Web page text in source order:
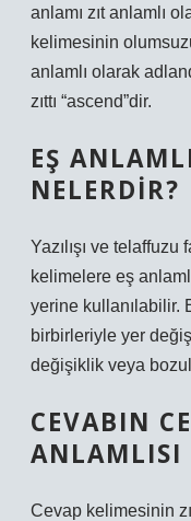
anlamı zıt anlamlı
kelimesinin
anlamlı olarak
zıttı “ascend”dir.
EŞ
NELERDIR?
Yazılışı ve telaffuzu
kelimelere eş
yerine kullanılabilir.
birbirleriyle yer
değişiklik veya
CEVABIN
ANLAMLISI
Cevap kelimesinin